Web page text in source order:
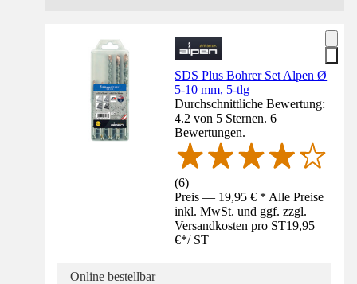
SDS Plus Bohrer Set Alpen Ø
5-10 mm, 5-tlg
Durchschnittliche Bewertung:
4.2 von 5 Sternen. 6
Bewertungen.
(6)
Preis — 19,95 € * Alle Preise
inkl. MwSt. und ggf. zzgl.
Versandkosten pro ST19,95
€*/ ST
Online bestellbar